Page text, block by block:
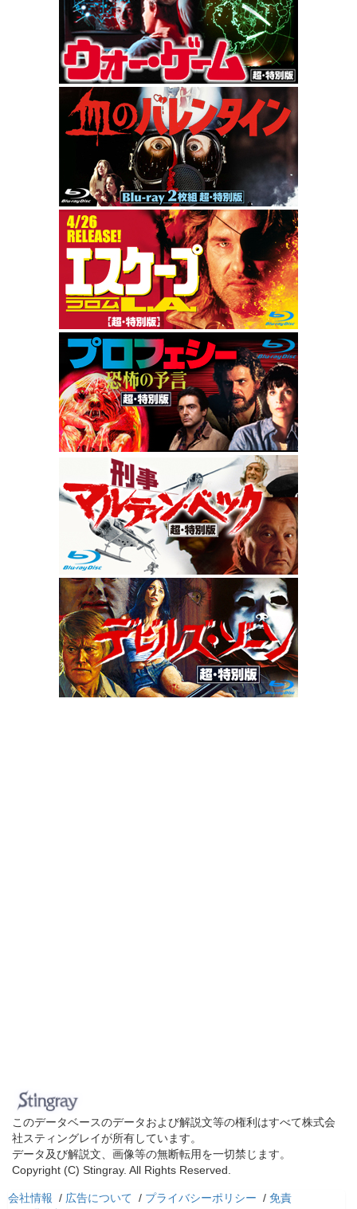
このデータベースのデータおよび解説文等の権利はすべて株式会
社スティングレイが所有しています。
データ及び解説文、画像等の無断転用を一切禁じます。
Copyright (C) Stingray. All Rights Reserved.
会社情報 / 広告について / プライバシーポリシー / 免責